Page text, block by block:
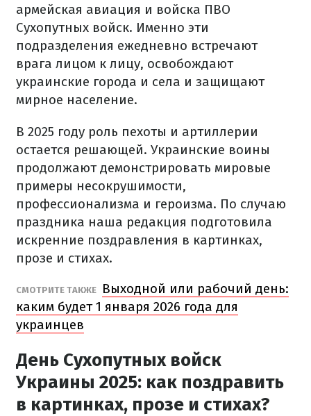
армейская авиация и войска ПВО
Сухопутных войск. Именно эти
подразделения ежедневно встречают
врага лицом к лицу, освобождают
украинские города и села и защищают
мирное население.
В 2025 году роль пехоты и артиллерии
остается решающей. Украинские воины
продолжают демонстрировать мировые
примеры несокрушимости,
профессионализма и героизма. По случаю
праздника наша редакция подготовила
искренние поздравления в картинках,
прозе и стихах.
СМОТРИТЕ ТАКЖЕ
Выходной или рабочий день:
каким будет 1 января 2026 года для
украинцев
День Сухопутных войск
Украины 2025: как поздравить
в картинках, прозе и стихах?